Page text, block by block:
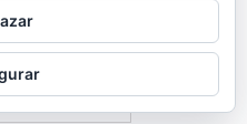
Amazon